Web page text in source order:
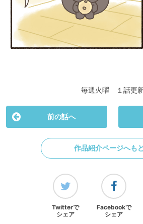
毎週火曜 １話更
前の話へ
作品紹介ページへも
Twitterで
シェア
Facebookで
シェア